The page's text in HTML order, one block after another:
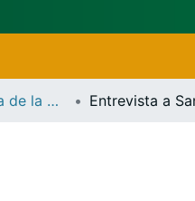
(PHO-11) Historia de la UABC